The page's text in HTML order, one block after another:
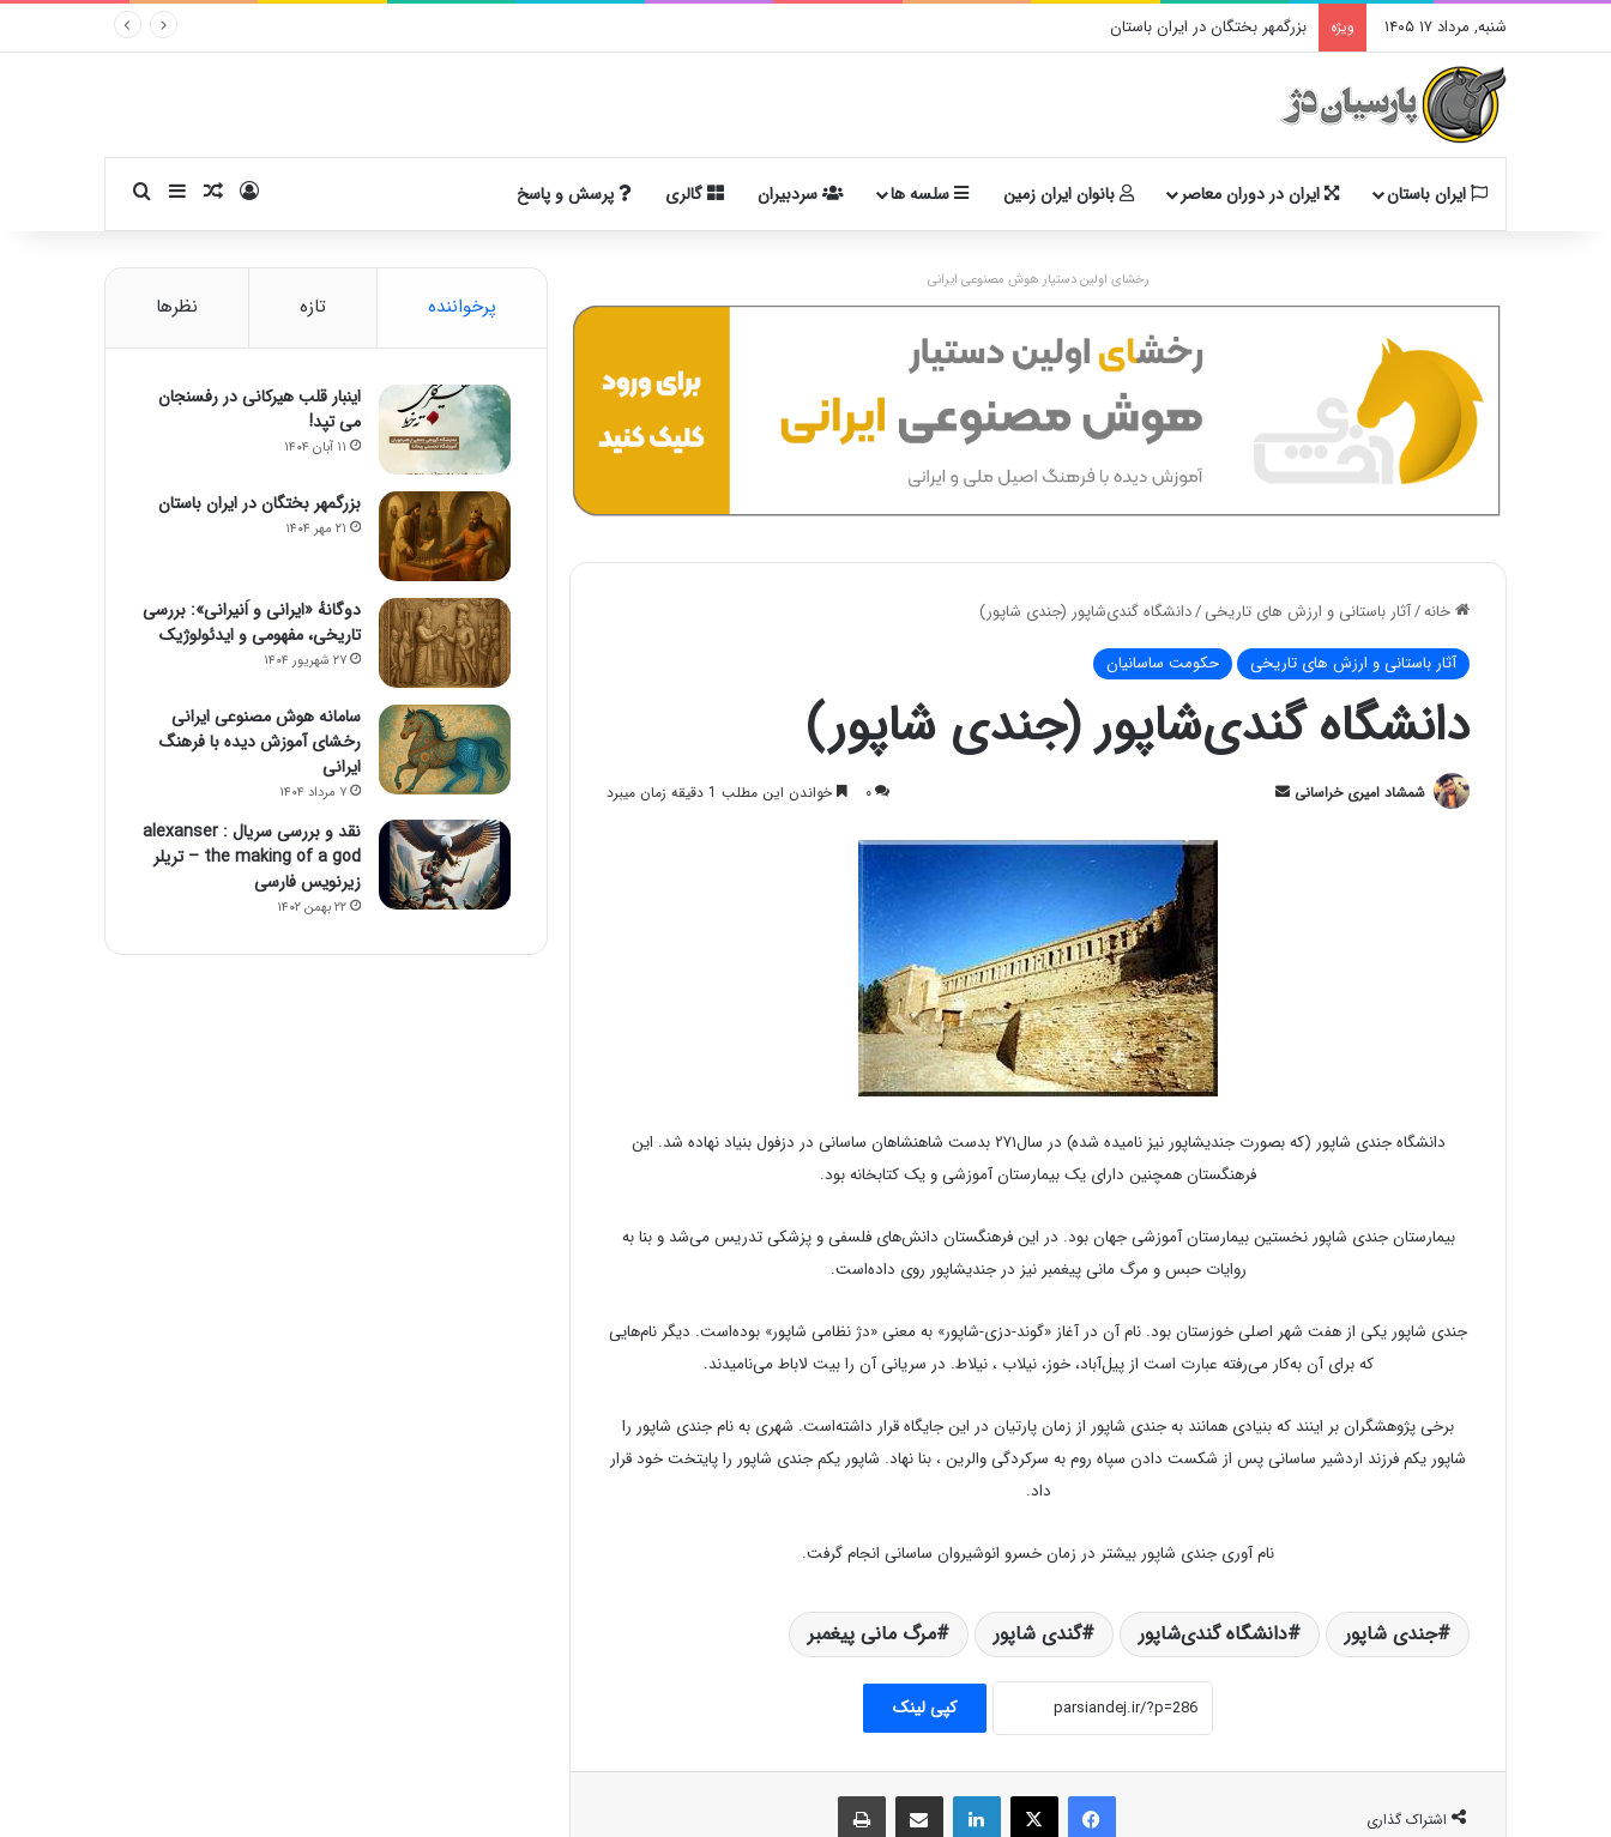
شنبه, مرداد ۱۷ ۱۴۰۵ ویژه بزرگمهر بختگان در ایران باستان
ایران باستان ایران در دوران معاصر بانوان ایران زمین سلسه ها سردبیران گالری پرسش و پاسخ ورودنوشته تصادفی
سایدبارجستجو برای
رخشای اولین دستیار هوش مصنوعی ایرانی
خانه/آثار باستانی و ارزش های تاریخی/دانشگاه گندی‌شاپور (جندی شاپور)
آثار باستانی و ارزش های تاریخی حکومت ساسانیان
دانشگاه گندی‌شاپور (جندی شاپور)
شمشاد امیری خراسانی
ارسال
۰ خواندن این مطلب 1 دقیقه زمان میبرد
دانشگاه جندی شاپور (که بصورت جندیشاپور نیز نامیده شده) در سال۲۷۱ بدست شاهنشاهان ساسانی در دزفول بنیاد نهاده شد. این
فرهنگستان همچنین دارای یک بیمارستان آموزشی و یک کتابخانه بود.
بیمارستان جندی شاپور نخستین بیمارستان آموزشی جهان بود. در این فرهنگستان دانش‌های فلسفی و پزشکی تدریس می‌شد و بنا به
روایات حبس و مرگ مانی پیغمبر نیز در جندیشاپور روی داده‌است.
جندی شاپور یکی از هفت شهر اصلی خوزستان بود. نام آن در آغاز «گوند-دزی-شاپور» به معنی «دژ نظامی شاپور» بوده‌است. دیگر نام‌هایی
که برای آن به‌کار می‌رفته عبارت است از پیل‌آباد، خوز، نیلاب ، نیلاط. در سریانی آن را بیت لاباط می‌نامیدند.
برخی پژوهشگران بر اینند که بنیادی همانند به جندی شاپور از زمان پارتیان در این جایگاه قرار داشته‌است. شهری به نام جندی شاپور را
شاپور یکم فرزند اردشیر ساسانی پس از شکست دادن سپاه روم به سرکردگی والرین ، بنا نهاد. شاپور یکم جندی شاپور را پایتخت خود قرار
داد.
نام آوری جندی شاپور بیشتر در زمان خسرو انوشیروان ساسانی انجام گرفت.
جندی شاپور دانشگاه گندی‌شاپور گندی شاپور مرگ مانی پیغمبر
کپی لینک
اشتراک گذاری
فیس بوک X لینکدین اشتراک گذاری از طریق ایمیل چاپ
اسطوره های هر ملت
آشنایی با برزویه پزشك
پرخواننده تازه نظرها
اینبار قلب هیرکانی در رفسنجان
می تپد!
۱۱ آبان ۱۴۰۴
بزرگمهر بختگان در ایران باستان
۲۱ مهر ۱۴۰۴
دوگانهٔ «ایرانی و اَنیرانی»: بررسی
تاریخی، مفهومی و ایدئولوژیک
۲۷ شهریور ۱۴۰۴
سامانه هوش مصنوعی ایرانی
رخشای آموزش دیده با فرهنگ
ایرانی
۷ مرداد ۱۴۰۴
نقد و بررسی سریال alexanser :
the making of a god – تریلر
زیرنویس فارسی
۲۲ بهمن ۱۴۰۲